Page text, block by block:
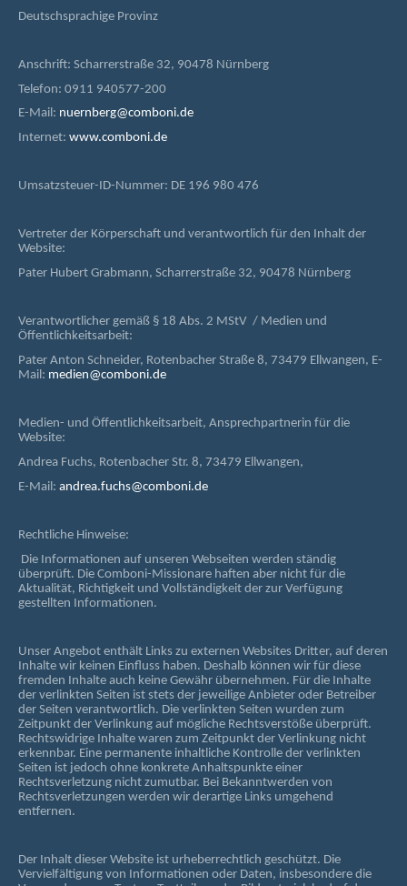
Deutschsprachige Provinz
Anschrift: Scharrerstraße 32, 90478 Nürnberg
Telefon: 0911 940577-200
E-Mail: nuernberg@comboni.de
Internet: www.comboni.de
Umsatzsteuer-ID-Nummer: DE 196 980 476
Vertreter der Körperschaft und verantwortlich für den Inhalt der
Website:
Pater Hubert Grabmann, Scharrerstraße 32, 90478 Nürnberg
Verantwortlicher gemäß § 18 Abs. 2 MStV / Medien und
Öffentlichkeitsarbeit:
Pater Anton Schneider, Rotenbacher Straße 8, 73479 Ellwangen, E-
Mail: medien@comboni.de
Medien- und Öffentlichkeitsarbeit, Ansprechpartnerin für die
Website:
Andrea Fuchs, Rotenbacher Str. 8, 73479 Ellwangen,
E-Mail: andrea.fuchs@comboni.de
Rechtliche Hinweise:
Die Informationen auf unseren Webseiten werden ständig
überprüft. Die Comboni-Missionare haften aber nicht für die
Aktualität, Richtigkeit und Vollständigkeit der zur Verfügung
gestellten Informationen.
Unser Angebot enthält Links zu externen Websites Dritter, auf deren
Inhalte wir keinen Einfluss haben. Deshalb können wir für diese
fremden Inhalte auch keine Gewähr übernehmen. Für die Inhalte
der verlinkten Seiten ist stets der jeweilige Anbieter oder Betreiber
der Seiten verantwortlich. Die verlinkten Seiten wurden zum
Zeitpunkt der Verlinkung auf mögliche Rechtsverstöße überprüft.
Rechtswidrige Inhalte waren zum Zeitpunkt der Verlinkung nicht
erkennbar. Eine permanente inhaltliche Kontrolle der verlinkten
Seiten ist jedoch ohne konkrete Anhaltspunkte einer
Rechtsverletzung nicht zumutbar. Bei Bekanntwerden von
Rechtsverletzungen werden wir derartige Links umgehend
entfernen.
Der Inhalt dieser Website ist urheberrechtlich geschützt. Die
Vervielfältigung von Informationen oder Daten, insbesondere die